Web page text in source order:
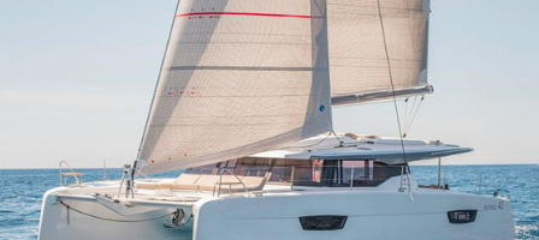
VENTE DE BATEAUX
LOCATION DE AMARRAGES
ROUTES EN BATEAU